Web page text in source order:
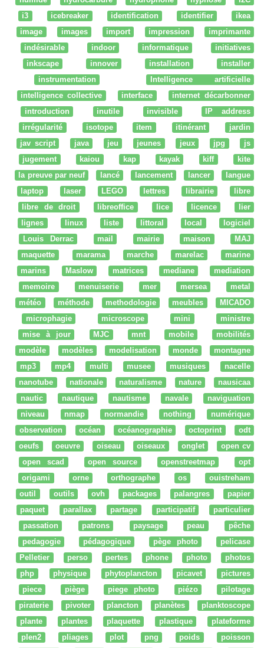
i3
icebreaker identification identifier
ikea
image
images import impression
imprimante
indésirable
indoor informatique
initiatives
inkscape
innover installation
installer
instrumentation
Intelligence artificielle
intelligence collective
interface
internet décarbonner
introduction
inutile invisible
IP address
irrégularité
isotope item itinérant
jardin
jav script
java jeu jeunes jeux jpg
js
jugement
kaiou kap kayak kiff
kite
la preuve par neuf
lancé lancement lancer
langue
laptop
laser LEGO lettres librairie
libre
libre de droit
libreoffice lice licence
lier
lignes
linux liste littoral local
logiciel
Louis Derrac
mail mairie maison
MAJ
maquette
marama marche marelac
marine
marins
Maslow matrices mediane
mediation
memoire
menuiserie mer mersea
metal
météo
méthode methodologie meubles
MICADO
microphagie
microscope mini
ministre
mise à jour
MJC mnt mobile
mobilités
modèle
modèles modelisation monde
montagne
mp3
mp4 multi musee musiques
nacelle
nanotube
nationale naturalisme nature
nausicaa
nautic
nautique nautisme navale
naviguation
niveau
nmap normandie nothing
numérique
observation
océan océanographie octoprint
odt
oeufs
oeuvre oiseau oiseaux onglet
open cv
open scad
open source openstreetmap
opt
origami
orne orthographe os
ouistreham
outil
outils ovh packages palangres
papier
paquet
parallax partage participatif
particulier
passation
patrons paysage peau
pêche
pedagogie
pédagogique pège photo
pelicase
Pelletier
perso pertes phone photo
photos
php
physique phytoplancton picavet
pictures
piece
piège piege photo piézo
pilotage
piraterie
pivoter plancton planètes
planktoscope
plante
plantes plaquette plastique
plateforme
plen2
pliages plot png poids
poisson